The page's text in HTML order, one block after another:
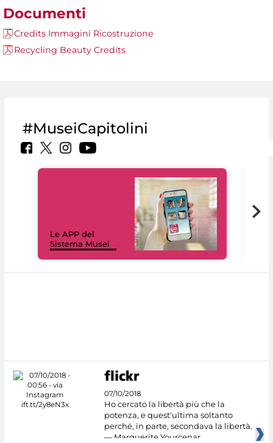
Documenti
Credits Immagini Ricostruzione
Recycling Beauty Credits
#MuseiCapitolini
Le APP del
Sistema Musei
07/10/2018
Ho cercato la libertà più che la
potenza, e quest'ultima soltanto
perché, in parte, secondava la libertà.
— Marguerite Yourcenar